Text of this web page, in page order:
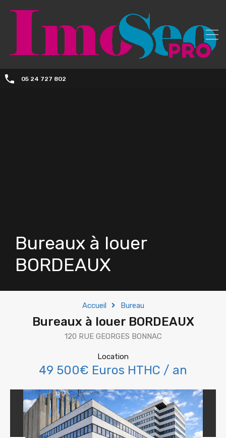
05 24 727 802
Bureaux à louer
BORDEAUX
Accueil Bureau
Bureaux à louer BORDEAUX
120 RUE GEORGES BONNAC
Location
49 500€ Euros HTHC / an